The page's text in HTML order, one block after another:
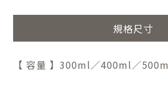
規格尺寸
【 容量 】300ml／400ml／